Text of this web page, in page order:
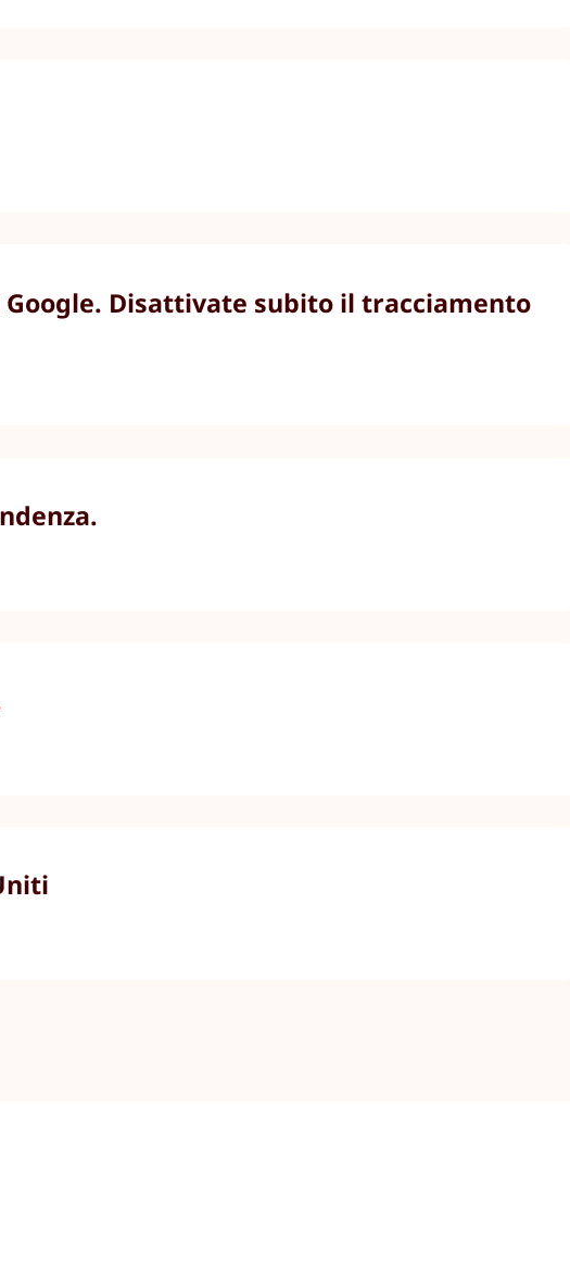
Disattivate subito il tracciamento